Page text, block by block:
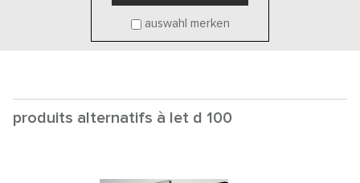
auswahl merken
produits alternatifs à let d 100